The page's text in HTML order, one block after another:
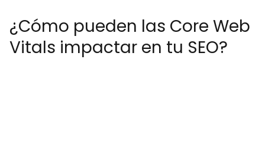
¿Cómo pueden las Core Web
Vitals impactar en tu SEO?